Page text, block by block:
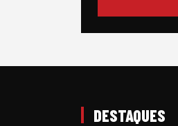
DESTAQUES